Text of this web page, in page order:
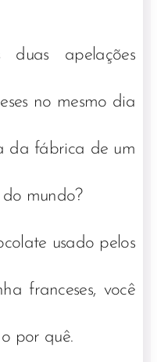
apelações
no mesmo dia
da fábrica de um
do mundo?
usado pelos
franceses, você
por quê.